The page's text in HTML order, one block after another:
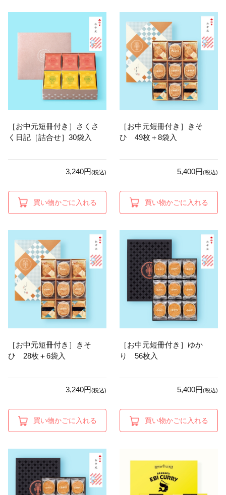
［お中元短冊付き］さくさ
く日記［詰合せ］30袋入
3,240円(税込)
買い物かごに入れる
［お中元短冊付き］きそ
ひ 49枚＋8袋入
5,400円(税込)
買い物かごに入れる
［お中元短冊付き］きそ
ひ 28枚＋6袋入
3,240円(税込)
買い物かごに入れる
［お中元短冊付き］ゆか
り 56枚入
5,400円(税込)
買い物かごに入れる